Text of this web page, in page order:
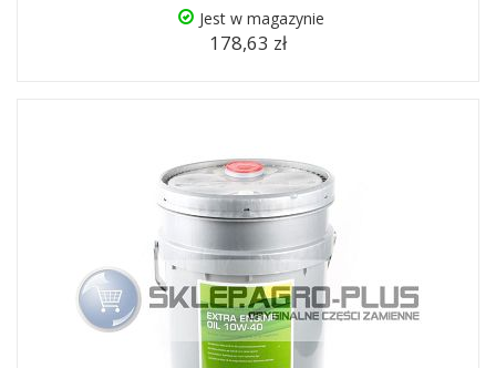
Jest w magazynie
178,63 zł